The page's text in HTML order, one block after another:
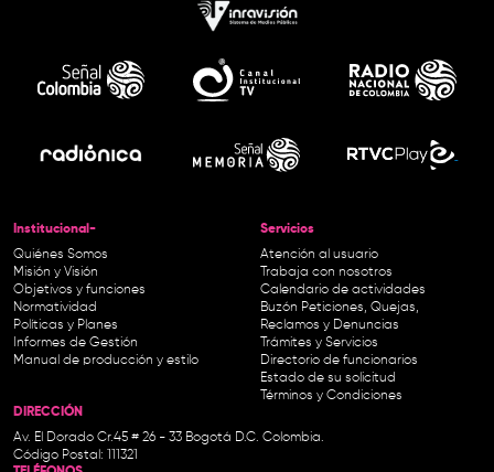
Institucional-
Quiénes Somos
Misión y Visión
Objetivos y funciones
Normatividad
Políticas y Planes
Informes de Gestión
Manual de producción y estilo
Servicios
Atención al usuario
Trabaja con nosotros
Calendario de actividades
Buzón Peticiones, Quejas,
Reclamos y Denuncias
Trámites y Servicios
Directorio de funcionarios
Estado de su solicitud
Términos y Condiciones
DIRECCIÓN
Av. El Dorado Cr.45 # 26 - 33 Bogotá D.C. Colombia.
Código Postal: 111321